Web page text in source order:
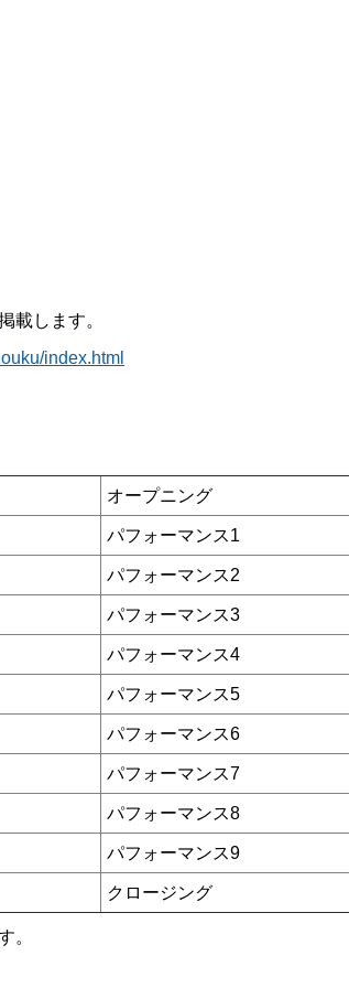
載します。
index.html
オープニング
パフォーマンス1
パフォーマンス2
パフォーマンス3
パフォーマンス4
パフォーマンス5
パフォーマンス6
パフォーマンス7
パフォーマンス8
パフォーマンス9
クロージング
。